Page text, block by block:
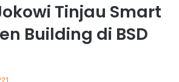
Tinjau Smart
Building di BSD